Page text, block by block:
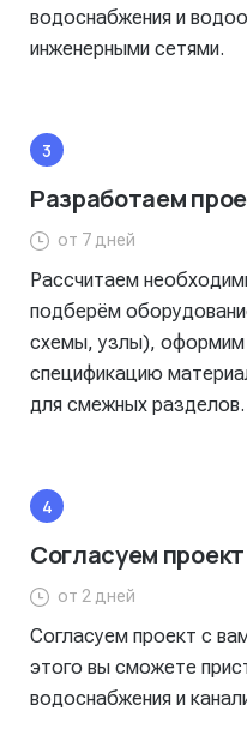
водоснабжения и
инженерными сетями.
Разработаем
от 7 дней
Рассчитаем
подберём
схемы, узлы), оформим
спецификацию
для смежных разделов.
Согласуем проект
от 2 дней
Согласуем проект с
этого вы сможете
водоснабжения и